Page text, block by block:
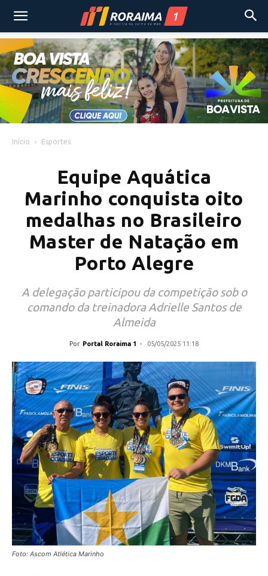
Início Esportes
Equipe Aquática
Marinho conquista oito
medalhas no Brasileiro
Master de Natação em
Porto Alegre
A delegação participou da competição sob o
comando da treinadora Adrielle Santos de
Almeida
Por Portal Roraima 1 - 05/05/2025 11:18
Foto: Ascom Atlética Marinho